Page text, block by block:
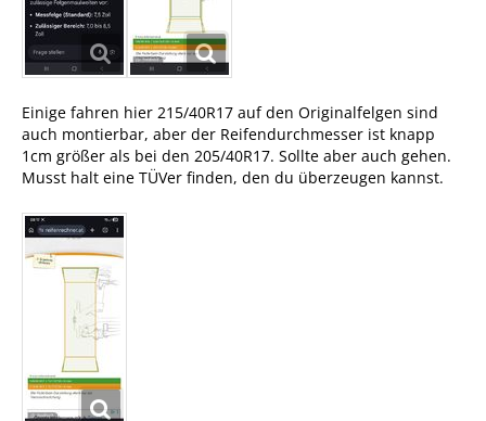
Einige fahren hier 215/40R17 auf den Originalfelgen sind
auch montierbar, aber der Reifendurchmesser ist knapp
1cm größer als bei den 205/40R17. Sollte aber auch gehen.
Musst halt eine TÜVer finden, den du überzeugen kannst.